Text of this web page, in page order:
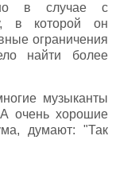
но в случае с
в которой он
ограничения
найти более
музыканты
очень хорошие
думают: "Так